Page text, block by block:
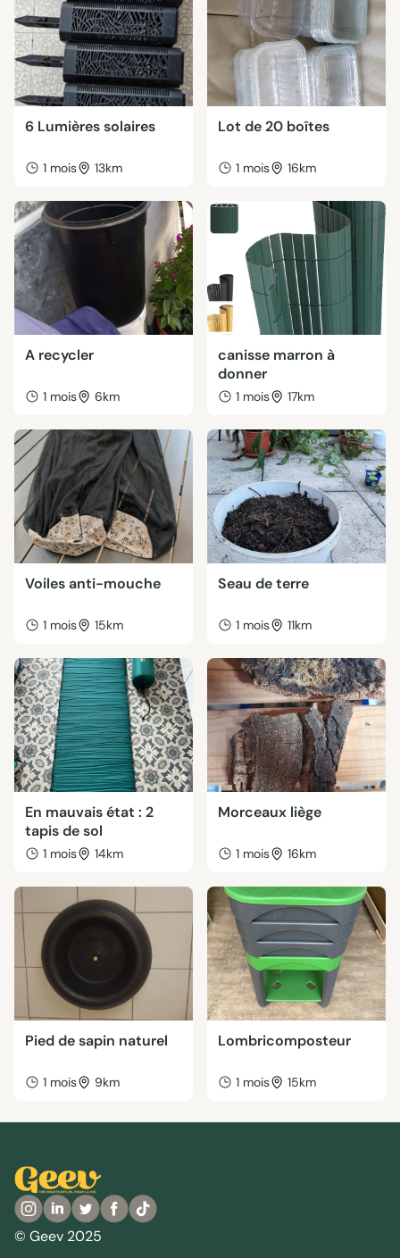
6 Lumières solaires
1 mois 13km
Lot de 20 boîtes
1 mois 16km
A recycler
1 mois 6km
canisse marron à
donner
1 mois 17km
Voiles anti-mouche
1 mois 15km
Seau de terre
1 mois 11km
En mauvais état : 2
tapis de sol
1 mois 14km
Morceaux liège
1 mois 16km
Pied de sapin naturel
1 mois 9km
Lombricomposteur
1 mois 15km
© Geev 2025